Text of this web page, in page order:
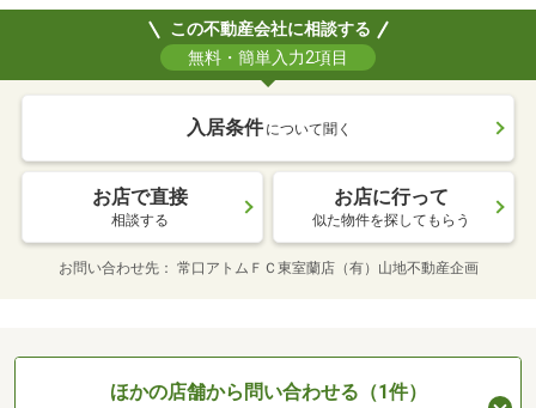
この不動産会社に相談する
無料・簡単入力2項目
入居条件 について聞く
お店で直接
相談する
お店に行って
似た物件を探してもらう
お問い合わせ先 常口アトムＦＣ東室蘭店（有）山地不動産企画
ほかの店舗から問い合わせる（1件）